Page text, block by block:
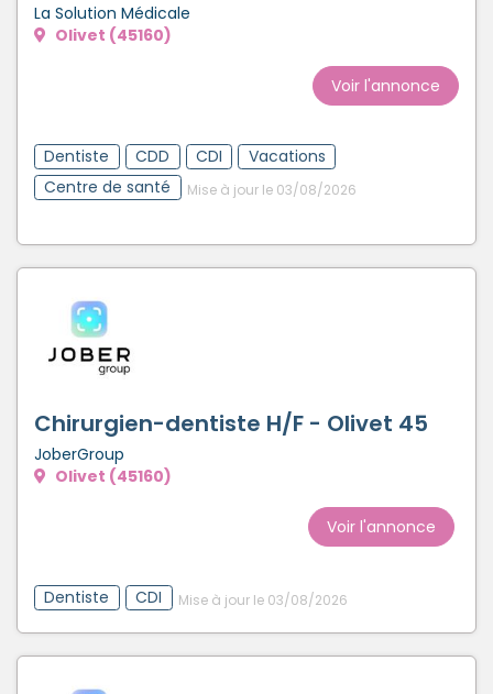
La Solution Médicale
Olivet (45160)
Voir l'annonce
Dentiste CDD CDI
Vacations
Centre de santé
Mise à jour le 03/08/2026
Chirurgien-dentiste H/F - Olivet 45
JoberGroup
Olivet (45160)
Voir l'annonce
Dentiste CDI Mise à jour le 03/08/2026